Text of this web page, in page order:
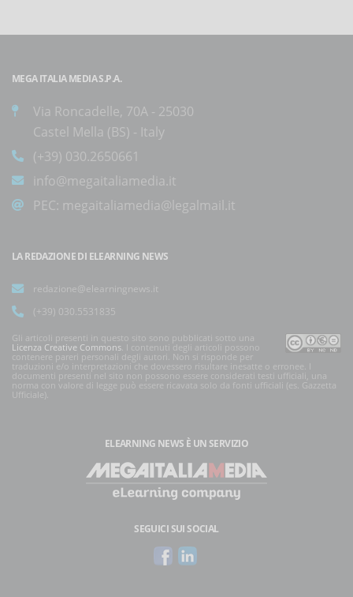
MEGA ITALIA MEDIA S.P.A.
Via Roncadelle, 70A - 25030
Castel Mella (BS) - Italy
(+39) 030.2650661
info@megaitaliamedia.it
PEC: megaitaliamedia@legalmail.it
LA REDAZIONE DI ELEARNING NEWS
redazione@elearningnews.it
(+39) 030.5531835
Gli articoli presenti in questo sito sono pubblicati sotto una
Licenza Creative Commons. I contenuti degli articoli possono
contenere pareri personali degli autori. Non si risponde per
traduzioni e/o interpretazioni che dovessero risultare inesatte o erronee. I
documenti presenti nel sito non possono essere considerati testi ufficiali, una
norma con valore di legge può essere ricavata solo da fonti ufficiali (es. Gazzetta
Ufficiale).
ELEARNING NEWS È UN SERVIZIO
SEGUICI SUI SOCIAL